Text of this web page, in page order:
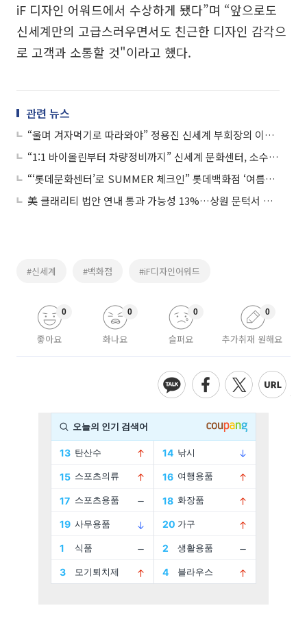
iF 디자인 어워드에서 수상하게 됐다”며 “앞으로도
신세계만의 고급스러우면서도 친근한 디자인 감각으
로 고객과 소통할 것"이라고 했다.
관련 뉴스
“울며 겨자먹기로 따라와야” 정용진 신세계 부회장의 이유있는 롯데 도발
“1:1 바이올린부터 차량정비까지” 신세계 문화센터, 소수 맞춤형 강의 20% 확대
“‘롯데문화센터’로 SUMMER 체크인” 롯데백화점 ‘여름학기 문화센터 회원 모집’
美 클래리티 법안 연내 통과 가능성 13%…상원 문턱서 제동
#신세계 #백화점 #iF디자인어워드
좋아요
0
화나요
0
슬퍼요
0
추가취재 원해요
0